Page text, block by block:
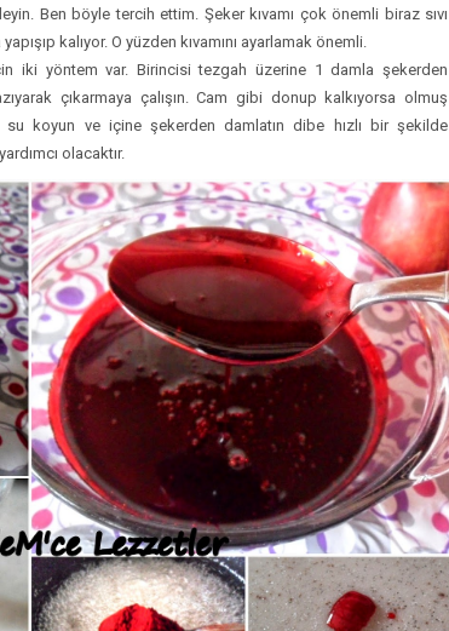
Ben böyle tercih ettim. Şeker kıvamı çok önemli biraz sıvı
kalıyor. O yüzden kıvamını ayarlamak önemli.
iki yöntem var. Birincisi tezgah üzerine 1 damla şekerden
çıkarmaya çalışın. Cam gibi donup kalkıyorsa olmuş
koyun ve içine şekerden damlatın dibe hızlı bir şekilde
olacaktır.